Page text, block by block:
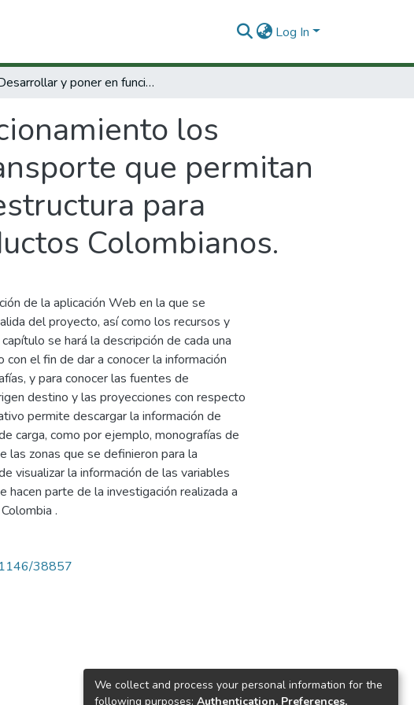
Log In
Desarrollar y poner en funcionamiento los modelos de demanda y de oferta de transporte que permitan proponer opciones en materia de infraestructura para aumentar la competitividad de los productos Colombianos.
los
que permitan
para
Colombianos.
de la aplicación Web en la que se
del proyecto, así como los recursos y
se hará la descripción de cada una
el fin de dar a conocer la información
y para conocer las fuentes de
destino y las proyecciones con respecto
permite descargar la información de
carga, como por ejemplo, monografías de
las zonas que se definieron para la
visualizar la información de las variables
hacen parte de la investigación realizada a
.
38857
We collect and process your personal information for the
following purposes: Authentication, Preferences,